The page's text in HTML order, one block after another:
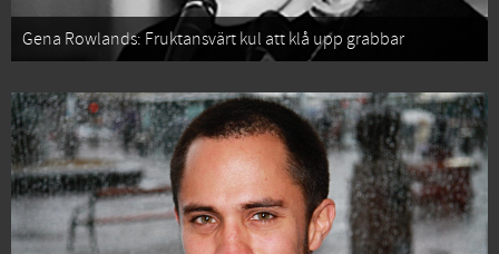
Gena Rowlands: Fruktansvärt kul att klå upp grabbar